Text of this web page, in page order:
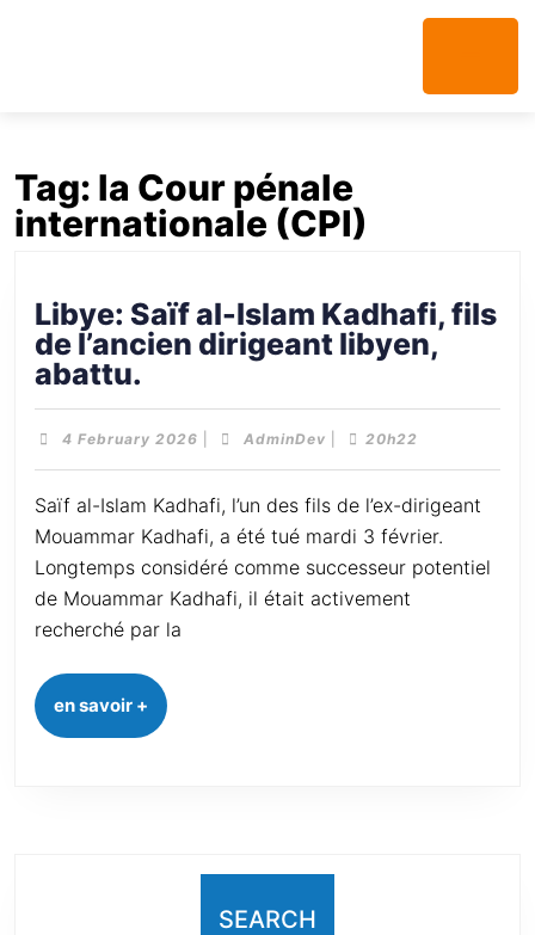
Tag: la Cour pénale
internationale (CPI)
Libye: Saïf al-Islam Kadhafi, fils
de l’ancien dirigeant libyen,
abattu.
4 February 2026 AdminDev 20h22
Saïf al-Islam Kadhafi, l’un des fils de l’ex-dirigeant
Mouammar Kadhafi, a été tué mardi 3 février.
Longtemps considéré comme successeur potentiel
de Mouammar Kadhafi, il était activement
recherché par la
en savoir +
SEARCH